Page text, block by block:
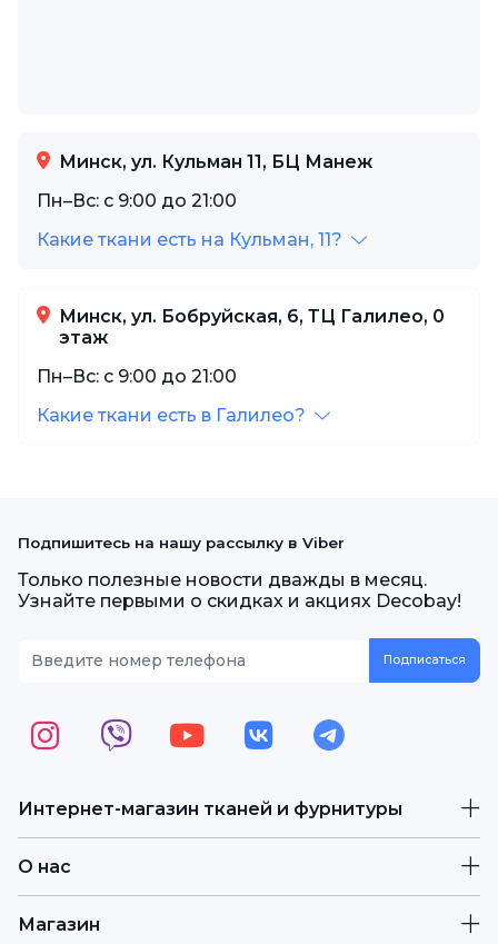
Минск, ул. Кульман 11, БЦ Манеж
Пн–Вс: с 9:00 до 21:00
Какие ткани есть на Кульман, 11?
Минск, ул. Бобруйская, 6, ТЦ Галилео, 0
этаж
Пн–Вс: с 9:00 до 21:00
Какие ткани есть в Галилео?
Интернет-магазин тканей и фурнитуры
О нас
Магазин
Подпишитесь на нашу рассылку в Viber
Только полезные новости дважды в месяц.
Узнайте первыми о скидках и акциях Decobay!